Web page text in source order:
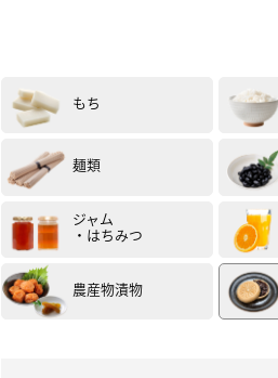
穀物の香り豊かでどこか懐かしい味と
もち
麺類
ジャム
・はちみつ
農産物漬物